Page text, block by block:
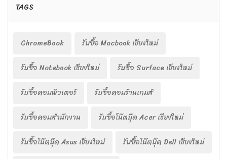
TAGS
ChromeBook
รับซื้อ Macbook เชียงใหม่
รับซื้อ Notebook เชียงใหม่
รับซื้อ Surface เชียงใหม่
รับซื้อคอมพิวเตอร์
รับซื้อคอมร้านเกมส์
รับซื้อคอมสำนักงาน
รับซื้อโน๊ตบุ๊ค Acer เชียงใหม่
รับซื้อโน๊ตบุ๊ค Asus เชียงใหม่
รับซื้อโน๊ตบุ๊ค Dell เชียงใหม่